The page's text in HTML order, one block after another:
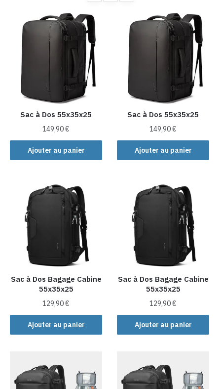
Sac à Dos 55x35x25
149,90€
Ajouter au panier
Sac à Dos 55x35x25
149,90€
Ajouter au panier
Sac à Dos Bagage Cabine
55x35x25
129,90€
Ajouter au panier
Sac à Dos Bagage Cabine
55x35x25
129,90€
Ajouter au panier